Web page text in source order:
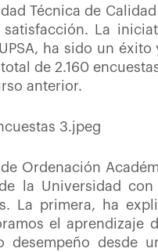
Técnica de
satisfacción. La
ha sido un
de 2.160
anterior.
Ordenación
la Universidad
La primera, ha
el aprendizaje
desempeño desde